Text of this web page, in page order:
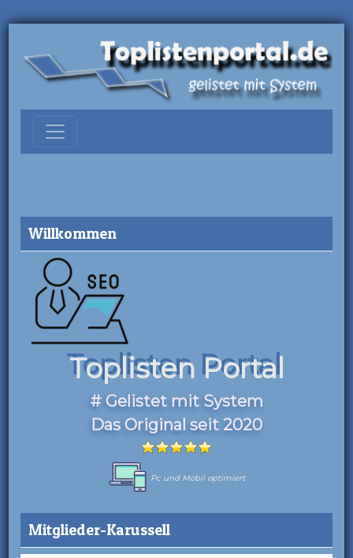
Willkommen
Toplisten Portal
# Gelistet mit System
Das Original seit 2020
Pc und Mobil optimiert
Mitglieder-Karussell